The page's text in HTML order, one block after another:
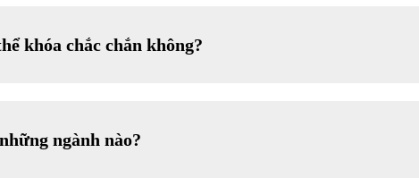
khóa chắc chắn không?
ngành nào?